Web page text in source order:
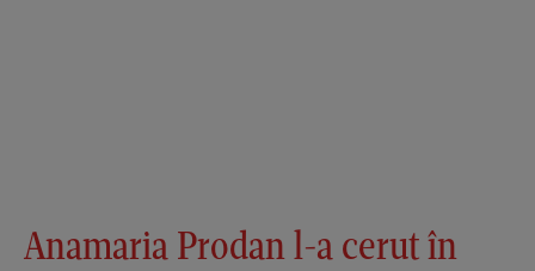
Anamaria Prodan l-a cerut în